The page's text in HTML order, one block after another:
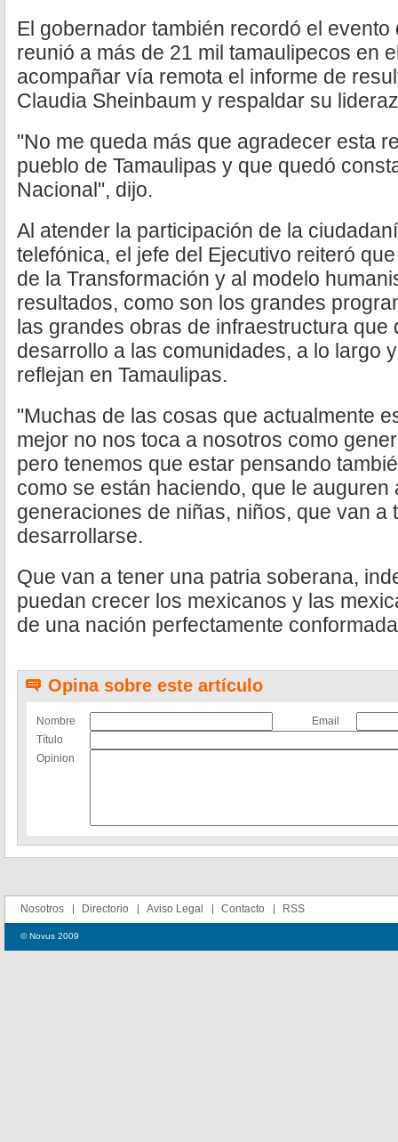
El gobernador también recordó el
reunió a más de 21 mil tamaulipecos en
acompañar vía remota el informe de
Claudia Sheinbaum y respaldar su
"No me queda más que agradecer esta
pueblo de Tamaulipas y que quedó
Nacional", dijo.
Al atender la participación de la
telefónica, el jefe del Ejecutivo reiteró
de la Transformación y al modelo
resultados, como son los grandes
las grandes obras de infraestructura que
desarrollo a las comunidades, a lo largo
reflejan en Tamaulipas.
"Muchas de las cosas que actualmente
mejor no nos toca a nosotros como
pero tenemos que estar pensando
como se están haciendo, que le auguren
generaciones de niñas, niños, que van a
desarrollarse.
Que van a tener una patria soberana,
puedan crecer los mexicanos y las
de una nación perfectamente
Opina sobre este artículo
Nombre
Email
Título
Opinion
Nosotros Directorio Aviso Legal Contacto RSS
© Novus 2009